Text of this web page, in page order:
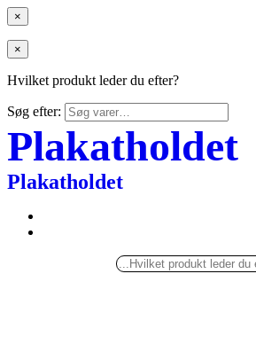
×
×
Hvilket produkt leder du efter?
Søg efter:
Plakatholdet
Plakatholdet